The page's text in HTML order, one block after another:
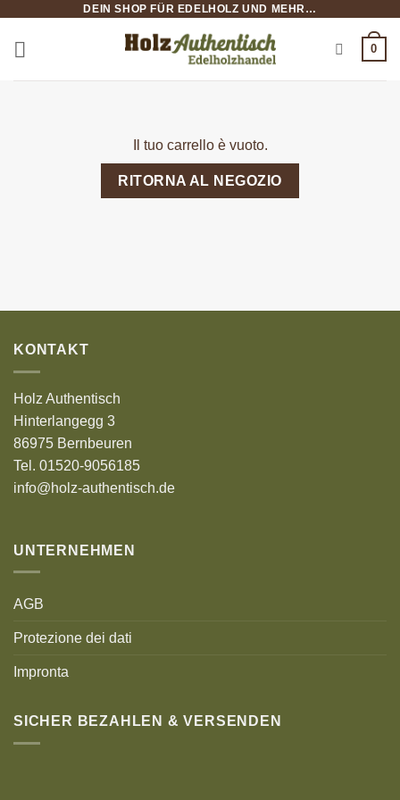
contenuti
DEIN SHOP FÜR EDELHOLZ UND MEHR…
0
Il tuo carrello è vuoto.
RITORNA AL NEGOZIO
KONTAKT
Holz Authentisch
Hinterlangegg 3
86975 Bernbeuren
Tel. 01520-9056185
info@holz-authentisch.de
UNTERNEHMEN
AGB
Protezione dei dati
Impronta
SICHER BEZAHLEN & VERSENDEN